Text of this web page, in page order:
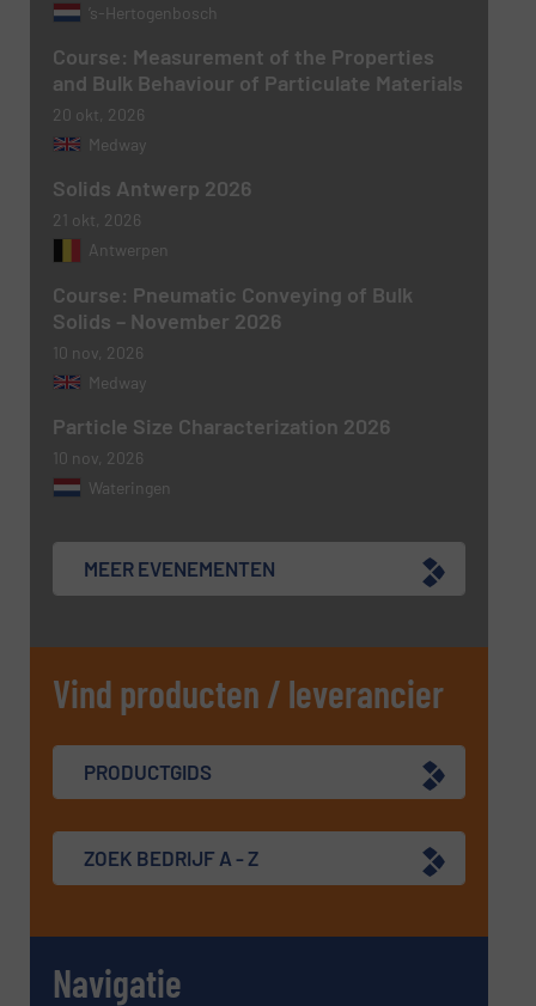
nieuwsbrieven.
CAPTCHA
VERSTUREN
’s-Hertogenbosch
Course: Measurement of the Properties
and Bulk Behaviour of Particulate Materials
20 okt, 2026
Medway
Solids Antwerp 2026
21 okt, 2026
Antwerpen
Course: Pneumatic Conveying of Bulk
Solids – November 2026
10 nov, 2026
Medway
Particle Size Characterization 2026
10 nov, 2026
Wateringen
MEER EVENEMENTEN
Vind producten / leverancier
PRODUCTGIDS
ZOEK BEDRIJF A - Z
Navigatie